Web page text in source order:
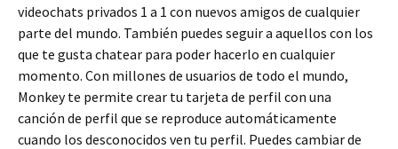
videochats privados 1 a 1 con nuevos amigos de cualquier
parte del mundo. También puedes seguir a aquellos con los
que te gusta chatear para poder hacerlo en cualquier
momento. Con millones de usuarios de todo el mundo,
Monkey te permite crear tu tarjeta de perfil con una
canción de perfil que se reproduce automáticamente
cuando los desconocidos ven tu perfil. Puedes cambiar de